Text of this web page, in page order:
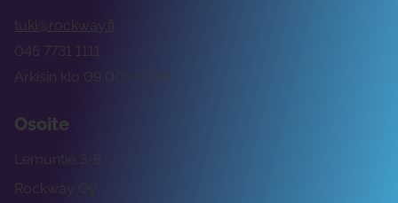
tuki@rockway.fi
Arkisin klo 09:00 -15:00
045 7731 1111
Osoite
Rockway Oy
Lemuntie 3-5